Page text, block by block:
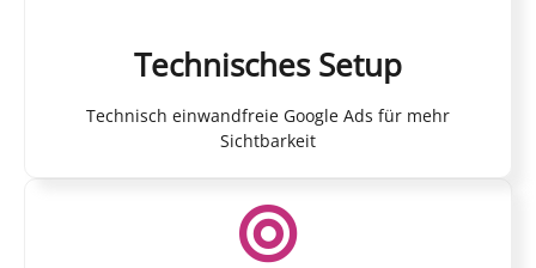
Technisches Setup
Technisch einwandfreie Google Ads für mehr
Sichtbarkeit